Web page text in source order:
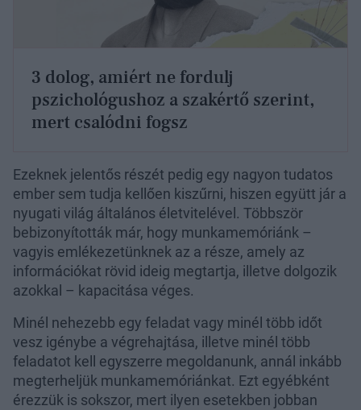
3 dolog, amiért ne fordulj
pszichológushoz a szakértő szerint,
mert csalódni fogsz
Ezeknek jelentős részét pedig egy nagyon tudatos
ember sem tudja kellően kiszűrni, hiszen együtt jár a
nyugati világ általános életvitelével. Többször
bebizonyították már, hogy munkamemóriánk –
vagyis emlékezetünknek az a része, amely az
információkat rövid ideig megtartja, illetve dolgozik
azokkal – kapacitása véges.
Minél nehezebb egy feladat vagy minél több időt
vesz igénybe a végrehajtása, illetve minél több
feladatot kell egyszerre megoldanunk, annál inkább
megterheljük munkamemóriánkat. Ezt egyébként
érezzük is sokszor, mert ilyen esetekben jobban